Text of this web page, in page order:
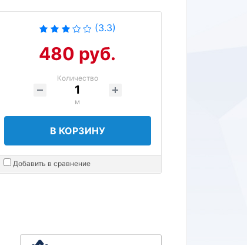
(3.3)
480 руб.
Количество
м
В КОРЗИНУ
Добавить в сравнение